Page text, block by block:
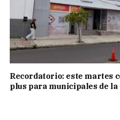
Recordatorio: este martes
plus para municipales de la